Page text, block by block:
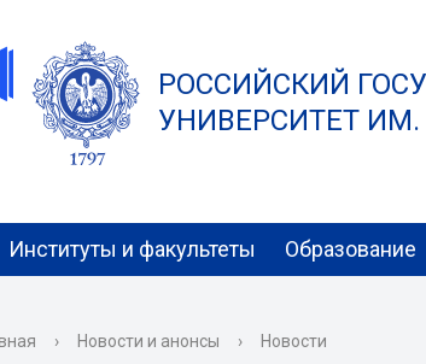
РОССИЙСКИЙ
УНИВЕРСИТЕТ ИМ.
Институты и факультеты Образование
› Новости и анонсы › Новости